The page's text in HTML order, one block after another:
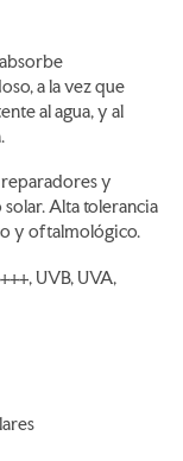
a la vez que
al agua, y al
y
Alta tolerancia
y oftalmológico.
UVB, UVA,